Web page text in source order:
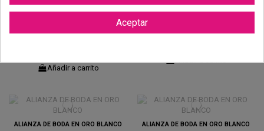
ALIANZA CON DIAMANTE EN ORO
BLANCO
Añadir a carrito
ALIANZA DE BODA EN ORO BLANCO
Añadir a carrito
ALIANZA DE BODA EN ORO BLANCO ALIANZA DE BODA EN ORO BLANCO
Aceptar